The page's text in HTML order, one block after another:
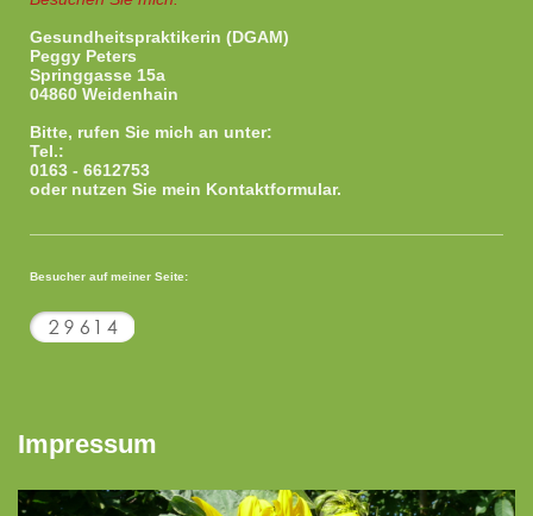
Gesundheitspraktikerin (DGAM)
Peggy Peters
Springgasse 15a
04860 Weidenhain
Bitte, rufen Sie mich an unter:
Tel.:
0163 - 6612753
oder nutzen Sie mein Kontaktformular.
Besucher auf meiner Seite:
Impressum